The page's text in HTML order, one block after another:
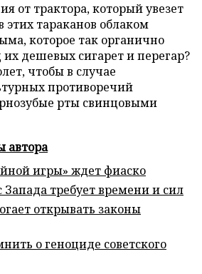
от трактора, который увезет
этих тараканов облаком
которое так органично
их дешевых сигарет и перегар?
чтобы в случае
противоречий
рты свинцовыми
автора
игры» ждет фиаско
Запада требует времени и сил
открывать законы
о геноциде советского